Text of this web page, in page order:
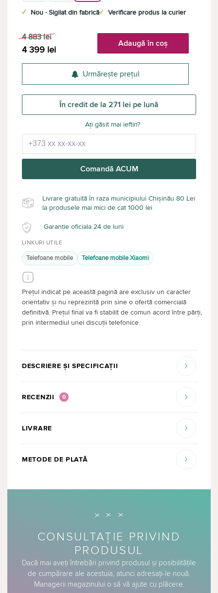
✓ Nou · Sigilat din fabrică✓ Verificare produs la curier
4 883 lei
4 399 lei
Adaugă în coș
Urmărește prețul
În credit de la 271 lei pe lună
Ați găsit mai ieftin?
Comandă ACUM
Livrare gratuită în raza municipiului Chișinău 80 Lei
la produsele mai mici de cat 1000 lei
Garanție oficiala 24 de luni
LINKURI UTILE
Telefoane mobile Telefoane mobile Xiaomi
Prețul indicat pe această pagină are exclusiv un caracter
orientativ și nu reprezintă prin sine o ofertă comercială
definitivă. Prețul final va fi stabilit de comun acord între părți,
prin intermediul unei discuții telefonice.
DESCRIERE ȘI SPECIFICAȚII
RECENZII 0
LIVRARE
METODE DE PLATĂ
CONSULTAȚIE PRIVIND
PRODUSUL
Dacă mai aveți întrebări privind produsul și posibilitățile
de cumpărare ale acestuia, atunci adresați-le nouă.
Managerii magazinului o să vă ajute cu plăcere.